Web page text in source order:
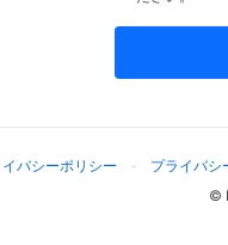
バシーポリシー プライバシ
©